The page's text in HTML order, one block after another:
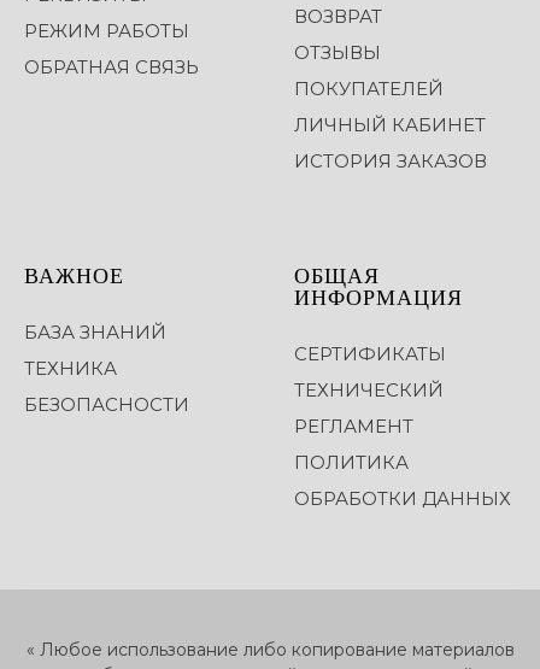
РЕЖИМ РАБОТЫ
ОБРАТНАЯ СВЯЗЬ
ВОЗВРАТ
ОТЗЫВЫ
ПОКУПАТЕЛЕЙ
ЛИЧНЫЙ КАБИНЕТ
ИСТОРИЯ ЗАКАЗОВ
ВАЖНОЕ
БАЗА ЗНАНИЙ
ТЕХНИКА
БЕЗОПАСНОСТИ
ОБЩАЯ
ИНФОРМАЦИЯ
СЕРТИФИКАТЫ
ТЕХНИЧЕСКИЙ
РЕГЛАМЕНТ
ПОЛИТИКА
ОБРАБОТКИ ДАННЫХ
« Любое использование либо копирование материалов